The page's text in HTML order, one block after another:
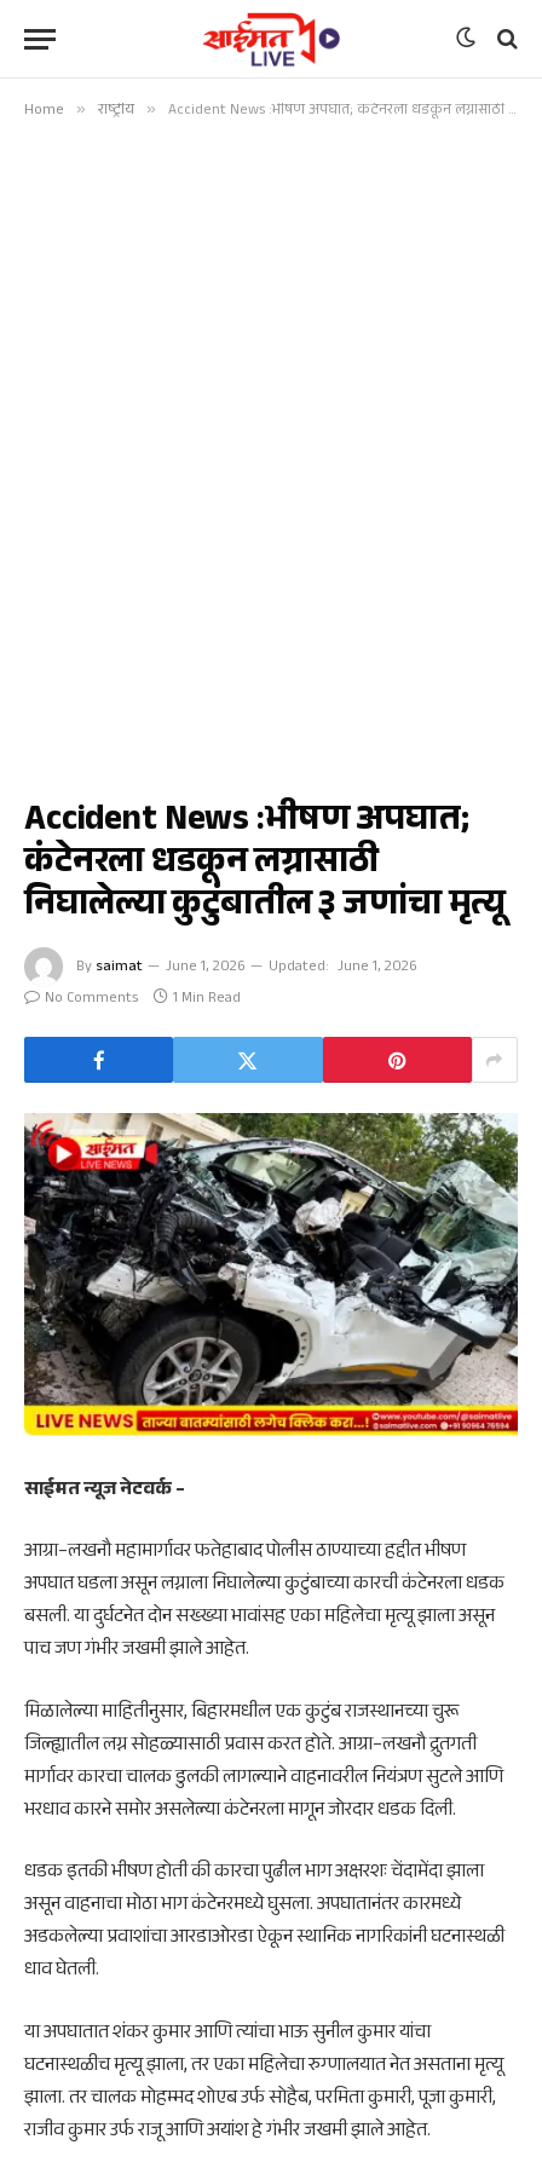
Home » राष्ट्रीय » Accident News :भीषण अपघात; कंटेनरला धडकून लग्नासाठी निघालेल्या कुटुंबातील ३ जणांचा मृत्यू
Accident News :भीषण अपघात;
कंटेनरला धडकून लग्नासाठी
निघालेल्या कुटुंबातील ३ जणांचा मृत्यू
By saimat June 1, 2026 Updated: June 1, 2026
No Comments
1 Min Read
साईमत न्यूज नेटवर्क –
आग्रा–लखनौ महामार्गावर फतेहाबाद पोलीस ठाण्याच्या हद्दीत भीषण
अपघात घडला असून लग्नाला निघालेल्या कुटुंबाच्या कारची कंटेनरला धडक
बसली. या दुर्घटनेत दोन सख्ख्या भावांसह एका महिलेचा मृत्यू झाला असून
पाच जण गंभीर जखमी झाले आहेत.
मिळालेल्या माहितीनुसार, बिहारमधील एक कुटुंब राजस्थानच्या चुरू
जिल्ह्यातील लग्न सोहळ्यासाठी प्रवास करत होते. आग्रा–लखनौ द्रुतगती
मार्गावर कारचा चालक डुलकी लागल्याने वाहनावरील नियंत्रण सुटले आणि
भरधाव कारने समोर असलेल्या कंटेनरला मागून जोरदार धडक दिली.
धडक इतकी भीषण होती की कारचा पुढील भाग अक्षरशः चेंदामेंदा झाला
असून वाहनाचा मोठा भाग कंटेनरमध्ये घुसला. अपघातानंतर कारमध्ये
अडकलेल्या प्रवाशांचा आरडाओरडा ऐकून स्थानिक नागरिकांनी घटनास्थळी
धाव घेतली.
या अपघातात शंकर कुमार आणि त्यांचा भाऊ सुनील कुमार यांचा
घटनास्थळीच मृत्यू झाला, तर एका महिलेचा रुग्णालयात नेत असताना मृत्यू
झाला. तर चालक मोहम्मद शोएब उर्फ सोहैब, परमिता कुमारी, पूजा कुमारी,
राजीव कुमार उर्फ राजू आणि अयांश हे गंभीर जखमी झाले आहेत.